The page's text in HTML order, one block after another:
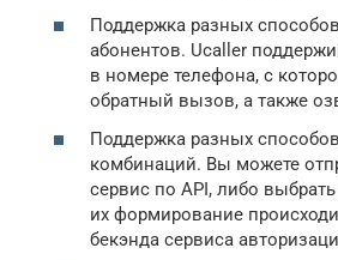
Поддержка разных
абонентов. Ucaller
в номере телефона, с
обратный вызов, а также
Поддержка разных
комбинаций. Вы можете
сервис по API, либо
их формирование
бекэнда сервиса